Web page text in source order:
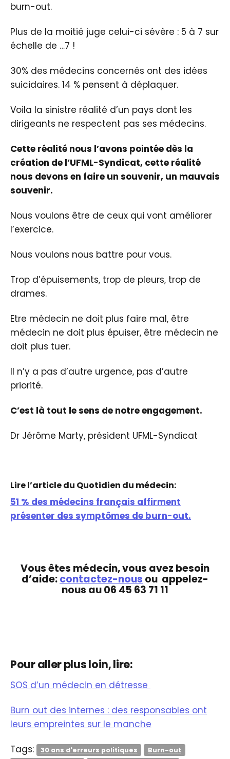
burn-out.
Plus de la moitié juge celui-ci sévère : 5 à 7 sur
échelle de …7 !
30% des médecins concernés ont des idées
suicidaires. 14 % pensent à déplaquer.
Voila la sinistre réalité d’un pays dont les
dirigeants ne respectent pas ses médecins.
Cette réalité nous l’avons pointée dès la
création de l’UFML-Syndicat, cette réalité
nous devons en faire un souvenir, un mauvais
souvenir.
Nous voulons être de ceux qui vont améliorer
l’exercice.
Nous voulons nous battre pour vous.
Trop d’épuisements, trop de pleurs, trop de
drames.
Etre médecin ne doit plus faire mal, être
médecin ne doit plus épuiser, être médecin ne
doit plus tuer.
Il n’y a pas d’autre urgence, pas d’autre
priorité.
C’est là tout le sens de notre engagement.
Dr Jérôme Marty, président UFML-Syndicat
Lire l’article du Quotidien du médecin:
51 % des médecins français affirment
présenter des symptômes de burn-out.
Vous êtes médecin, vous avez besoin
d’aide:contactez-nous ou appelez-
nous au 06 45 63 71 11
Pour aller plus loin, lire:
SOS d’un médecin en détresse
Burn out des internes : des responsables ont
leurs empreintes sur le manche
Tags: 30 ans d'erreurs politiques Burn-out